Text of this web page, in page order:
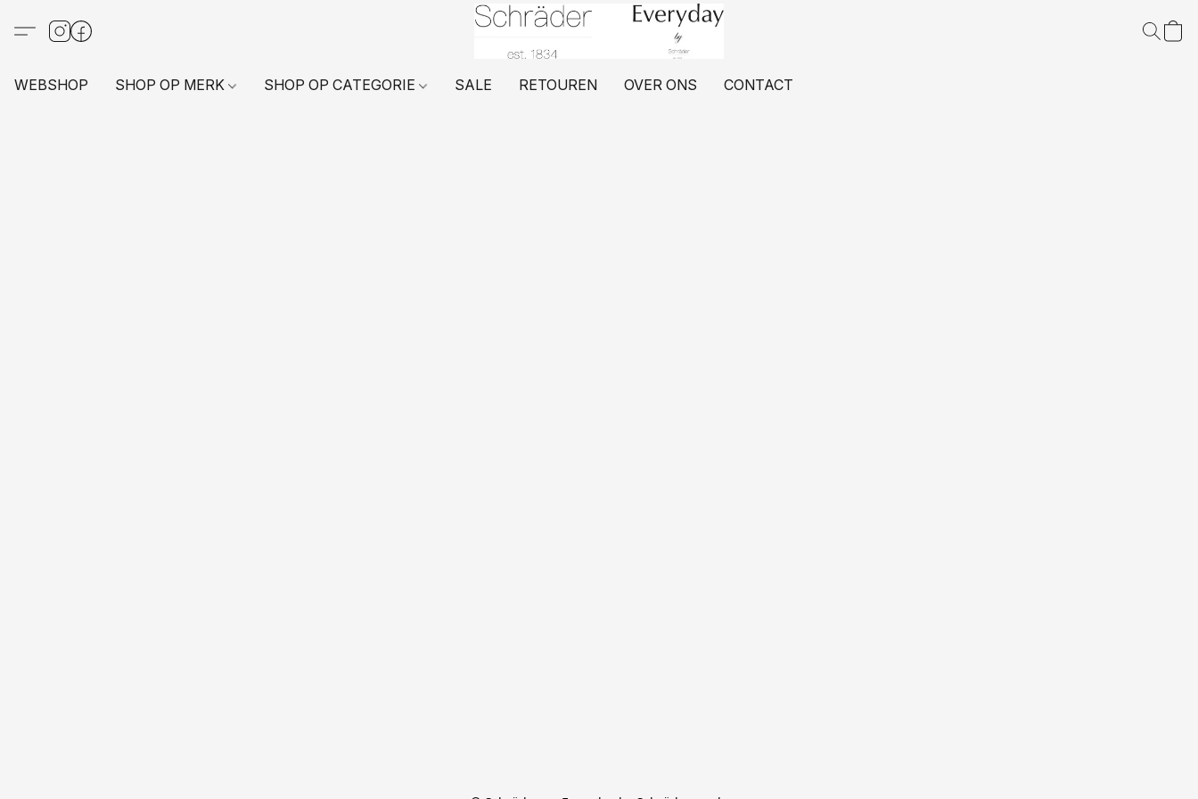
WEBSHOP SHOP OP MERK SHOP OP CATEGORIE SALE RETOUREN OVER ONS CONTACT